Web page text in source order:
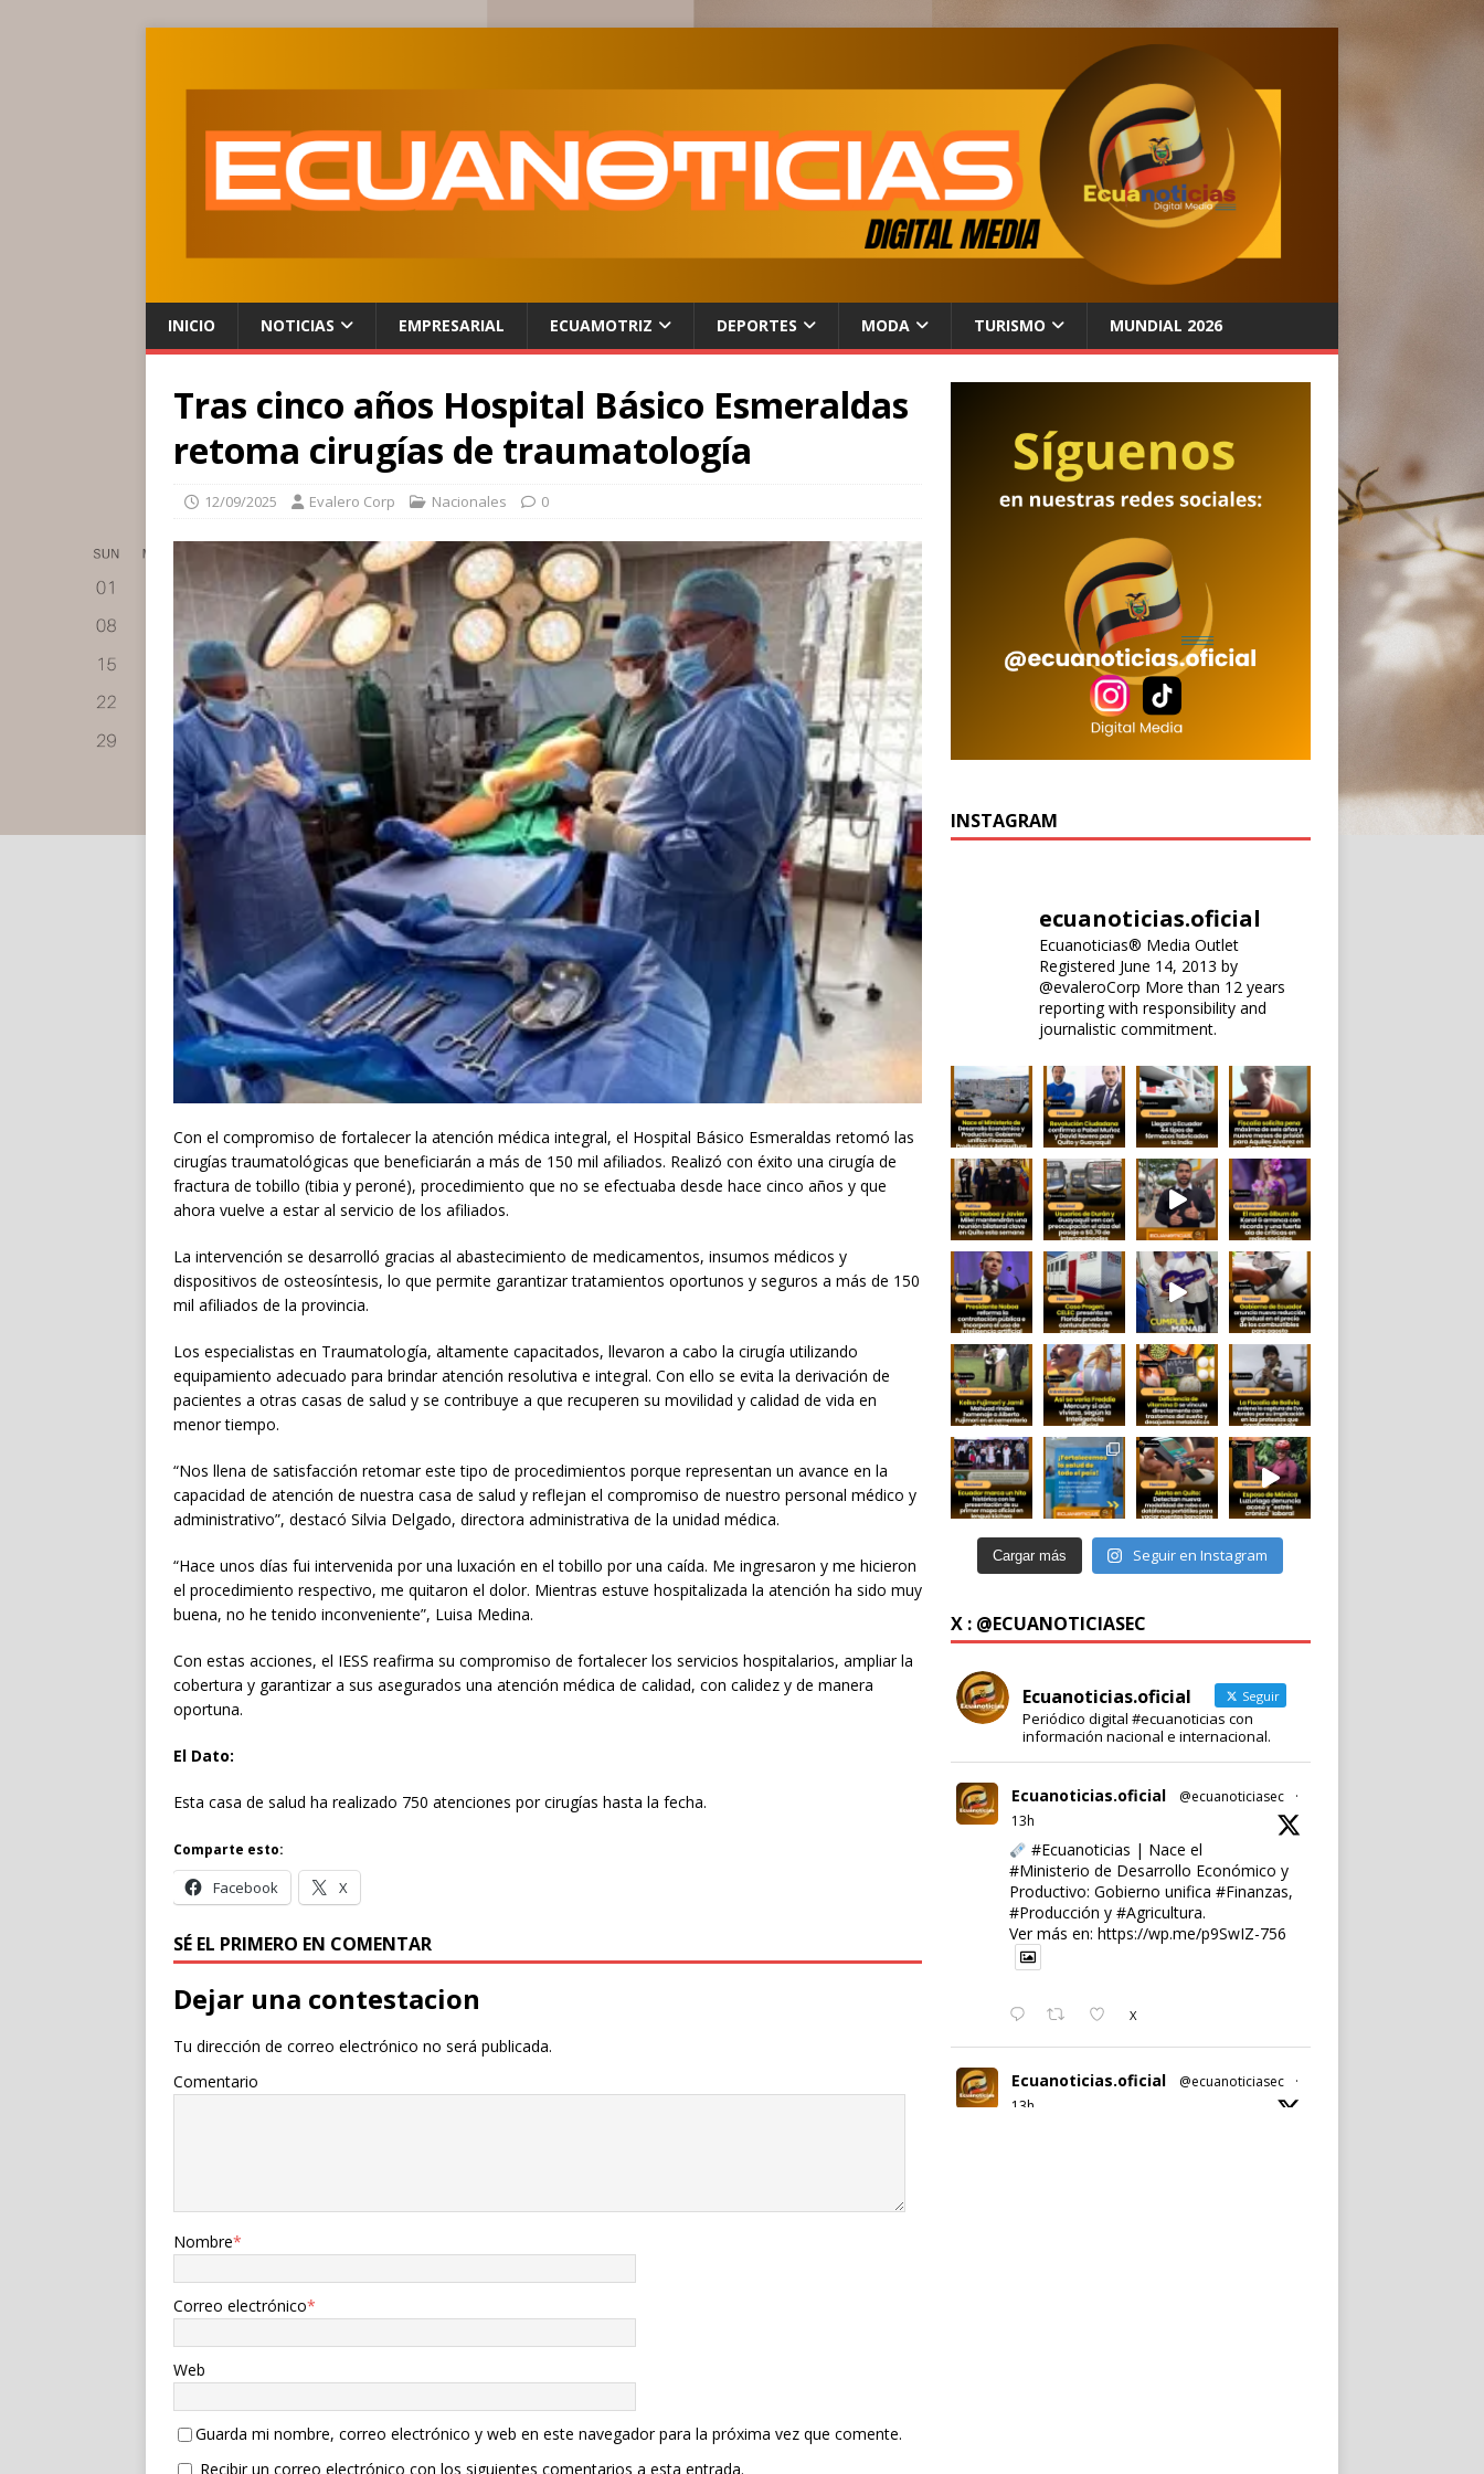
INICIO NOTICIAS EMPRESARIAL ECUAMOTRIZ DEPORTES MODA TURISMO MUNDIAL 2026
Tras cinco años Hospital Básico Esmeraldas
retoma cirugías de traumatología
12/09/2025 Evalero Corp Nacionales 0
Con el compromiso de fortalecer la atención médica integral, el Hospital Básico Esmeraldas retomó las
cirugías traumatológicas que beneficiarán a más de 150 mil afiliados. Realizó con éxito una cirugía de
fractura de tobillo (tibia y peroné), procedimiento que no se efectuaba desde hace cinco años y que
ahora vuelve a estar al servicio de los afiliados.
La intervención se desarrolló gracias al abastecimiento de medicamentos, insumos médicos y
dispositivos de osteosíntesis, lo que permite garantizar tratamientos oportunos y seguros a más de 150
mil afiliados de la provincia.
Los especialistas en Traumatología, altamente capacitados, llevaron a cabo la cirugía utilizando
equipamiento adecuado para brindar atención resolutiva e integral. Con ello se evita la derivación de
pacientes a otras casas de salud y se contribuye a que recuperen su movilidad y calidad de vida en
menor tiempo.
“Nos llena de satisfacción retomar este tipo de procedimientos porque representan un avance en la
capacidad de atención de nuestra casa de salud y reflejan el compromiso de nuestro personal médico y
administrativo”, destacó Silvia Delgado, directora administrativa de la unidad médica.
“Hace unos días fui intervenida por una luxación en el tobillo por una caída. Me ingresaron y me hicieron
el procedimiento respectivo, me quitaron el dolor. Mientras estuve hospitalizada la atención ha sido muy
buena, no he tenido inconveniente”, Luisa Medina.
Con estas acciones, el IESS reafirma su compromiso de fortalecer los servicios hospitalarios, ampliar la
cobertura y garantizar a sus asegurados una atención médica de calidad, con calidez y de manera
oportuna.
El Dato:
Esta casa de salud ha realizado 750 atenciones por cirugías hasta la fecha.
Comparte esto:
Facebook X
SÉ EL PRIMERO EN COMENTAR
Dejar una contestacion
Tu dirección de correo electrónico no será publicada.
Comentario
Nombre*
Correo electrónico*
Web
Guarda mi nombre, correo electrónico y web en este navegador para la próxima vez que comente.
Recibir un correo electrónico con los siguientes comentarios a esta entrada.
INSTAGRAM
ecuanoticias.oficial
Ecuanoticias® Media Outlet
Registered June 14, 2013 by
@evaleroCorp More than 12 years
reporting with responsibility and
journalistic commitment.
Cargar más Seguir en Instagram
X : @ECUANOTICIASEC
Ecuanoticias.oficial Seguir
Periódico digital #ecuanoticias con
información nacional e internacional.
Ecuanoticias.oficial @ecuanoticiasec
·
13h
#Ecuanoticias | Nace el
#Ministerio de Desarrollo Económico y
Productivo: Gobierno unifica #Finanzas,
#Producción y #Agricultura.
Ver más en: https://wp.me/p9SwIZ-756
X
Ecuanoticias.oficial @ecuanoticiasec
·
13h